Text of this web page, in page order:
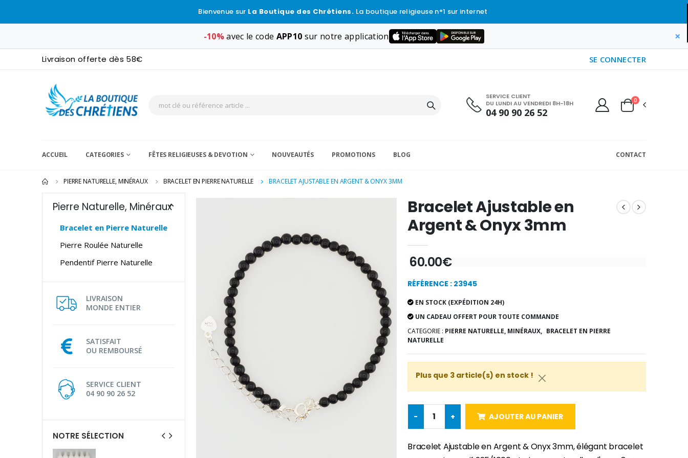
Bienvenue sur La Boutique des Chrétiens. La boutique religieuse n°1 sur internet
-10%avec le code APP10 sur notre application ×
Livraison offerte dès 58€ SE CONNECTER
SERVICE CLIENT
DU LUNDI AU VENDREDI 8H-18H
04 90 90 26 52
0
ACCUEIL CATEGORIES FÊTES RELIGIEUSES & DEVOTION NOUVEAUTÉS PROMOTIONS BLOG CONTACT
PIERRE NATURELLE, MINÉRAUX BRACELET EN PIERRE NATURELLE BRACELET AJUSTABLE EN ARGENT & ONYX 3MM
Pierre Naturelle, Minéraux
Bracelet en Pierre Naturelle
Pierre Roulée Naturelle
Pendentif Pierre Naturelle
LIVRAISON
MONDE ENTIER
SATISFAIT
OU REMBOURSÉ
SERVICE CLIENT
04 90 90 26 52
NOTRE SÉLECTION
Bracelet Ajustable en
Argent & Onyx 3mm
60.00€
RÉFÉRENCE : 23945
EN STOCK (EXPÉDITION 24H)
UN CADEAU OFFERT POUR TOUTE COMMANDE
CATEGORIE : PIERRE NATURELLE, MINÉRAUX, BRACELET EN PIERRE
NATURELLE
Plus que 3 article(s) en stock !
- + AJOUTER AU PANIER
Bracelet Ajustable en Argent & Onyx 3mm, élégant bracelet